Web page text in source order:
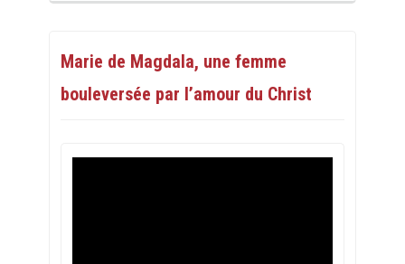
Marie de Magdala, une femme
bouleversée par l’amour du Christ